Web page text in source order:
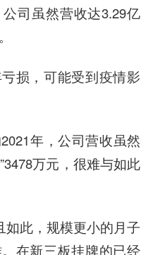
司虽然营收达3.29亿
损，可能受到疫情影
年，公司营收虽然
万元，很难与如此
如此，规模更小的月子
在新三板挂牌的已经